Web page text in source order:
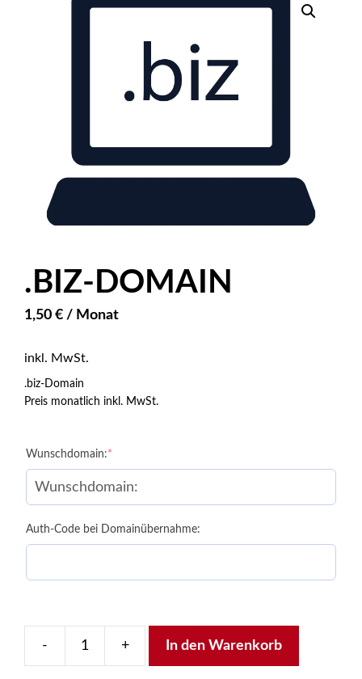
.BIZ-DOMAIN
1,50 € / Monat
inkl. MwSt.
.biz-Domain
Preis monatlich inkl. MwSt.
Wunschdomain:*
Auth-Code bei Domainübernahme:
- + In den Warenkorb